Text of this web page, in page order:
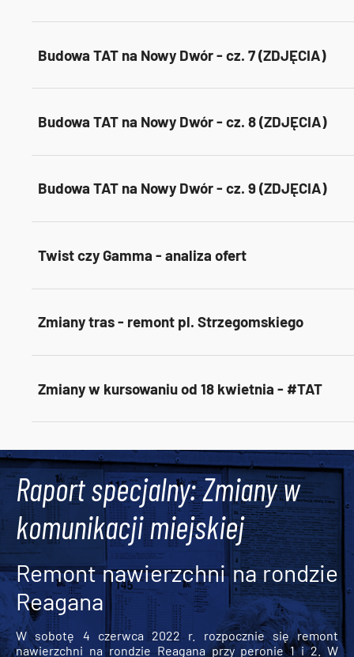
Budowa TAT na Nowy Dwór - cz. 7 (ZDJĘCIA)
Budowa TAT na Nowy Dwór - cz. 8 (ZDJĘCIA)
Budowa TAT na Nowy Dwór - cz. 9 (ZDJĘCIA)
Twist czy Gamma - analiza ofert
Zmiany tras - remont pl. Strzegomskiego
Zmiany w kursowaniu od 18 kwietnia - #TAT
Raport specjalny: Zmiany w
komunikacji miejskiej
Remont nawierzchni na rondzie
Reagana
W sobotę 4 czerwca 2022 r. rozpocznie się remont
nawierzchni na rondzie Reagana przy peronie 1 i 2. W